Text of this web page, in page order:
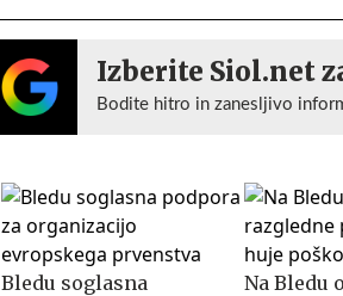
Izberite Siol.net
Bodite hitro in zanesljivo
Bledu soglasna
Na Bledu